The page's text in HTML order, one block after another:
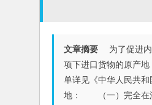
文章摘要 为了促进内
项下进口货物的原产
单详见《中华人民共
地： （一）完全在